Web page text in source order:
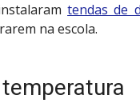
tendas de
na escola.